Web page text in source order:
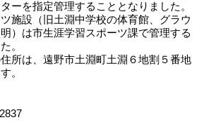
ーを指定管理することとなりました。
施設（旧土淵中学校の体育館、グラウ
）は市生涯学習スポーツ課で管理する
。
所は、遠野市土淵町土淵６地割５番地
。